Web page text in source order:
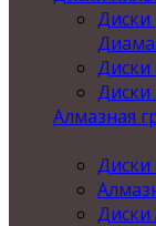
Диски
Алмазная
Диски
Диски